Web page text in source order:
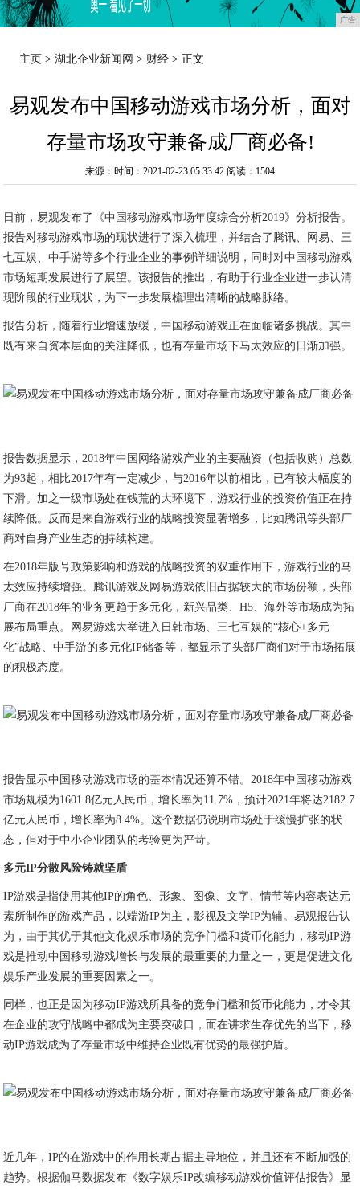
广告
主页 >湖北企业新闻网 > 财经 > 正文
易观发布中国移动游戏市场分析，面对
存量市场攻守兼备成厂商必备!
来源：时间：2021-02-23 05:33:42 阅读：1504
日前，易观发布了《中国移动游戏市场年度综合分析2019》分析报告。
报告对移动游戏市场的现状进行了深入梳理，并结合了腾讯、网易、三
七互娱、中手游等多个行业企业的事例详细说明，同时对中国移动游戏
市场短期发展进行了展望。该报告的推出，有助于行业企业进一步认清
现阶段的行业现状，为下一步发展梳理出清晰的战略脉络。
报告分析，随着行业增速放缓，中国移动游戏正在面临诸多挑战。其中
既有来自资本层面的关注降低，也有存量市场下马太效应的日渐加强。
报告数据显示，2018年中国网络游戏产业的主要融资（包括收购）总数
为93起，相比2017年有一定减少，与2016年以前相比，已有较大幅度的
下滑。加之一级市场处在钱荒的大环境下，游戏行业的投资价值正在持
续降低。反而是来自游戏行业的战略投资显著增多，比如腾讯等头部厂
商对自身产业生态的持续构建。
在2018年版号政策影响和游戏的战略投资的双重作用下，游戏行业的马
太效应持续增强。腾讯游戏及网易游戏依旧占据较大的市场份额，头部
厂商在2018年的业务更趋于多元化，新兴品类、H5、海外等市场成为拓
展布局重点。网易游戏大举进入日韩市场、三七互娱的“核心+多元
化”战略、中手游的多元化IP储备等，都显示了头部厂商们对于市场拓展
的积极态度。
报告显示中国移动游戏市场的基本情况还算不错。2018年中国移动游戏
市场规模为1601.8亿元人民币，增长率为11.7%，预计2021年将达2182.7
亿元人民币，增长率为8.4%。这个数据仍说明市场处于缓慢扩张的状
态，但对于中小企业团队的考验更为严苛。
多元IP分散风险铸就坚盾
IP游戏是指使用其他IP的角色、形象、图像、文字、情节等内容表达元
素所制作的游戏产品，以端游IP为主，影视及文学IP为辅。易观报告认
为，由于其优于其他文化娱乐市场的竞争门槛和货币化能力，移动IP游
戏是推动中国移动游戏增长与发展的最重要的力量之一，更是促进文化
娱乐产业发展的重要因素之一。
同样，也正是因为移动IP游戏所具备的竞争门槛和货币化能力，才令其
在企业的攻守战略中都成为主要突破口，而在讲求生存优先的当下，移
动IP游戏成为了存量市场中维持企业既有优势的最强护盾。
近几年，IP的在游戏中的作用长期占据主导地位，并且还有不断加强的
趋势。根据伽马数据发布《数字娱乐IP改编移动游戏价值评估报告》显